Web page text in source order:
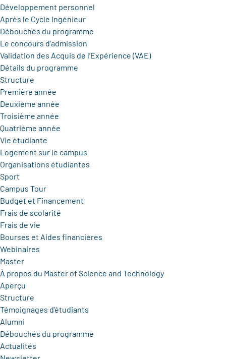
Développement personnel
Après le Cycle Ingénieur
Débouchés du programme
Le concours d’admission
Validation des Acquis de l’Expérience (VAE)
Détails du programme
Structure
Première année
Deuxième année
Troisième année
Quatrième année
Vie étudiante
Logement sur le campus
Organisations étudiantes
Sport
Campus Tour
Budget et Financement
Frais de scolarité
Frais de vie
Bourses et Aides financières
Webinaires
Master
À propos du Master of Science and Technology
Aperçu
Structure
Témoignages d'étudiants
Alumni
Débouchés du programme
Actualités